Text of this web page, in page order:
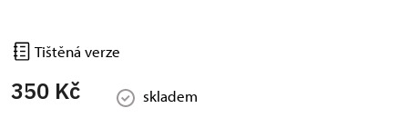
Tištěná verze
350 Kč skladem